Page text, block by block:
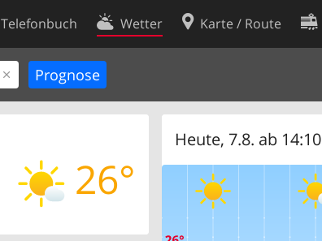
Telefonbuch Wetter Karte / Route
26°
Heute, 7.8. ab 14:10
Kontakt
Nutzungsbedingungen